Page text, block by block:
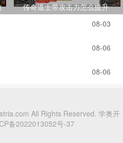
传奇道士带攻击力怎么提升
08-03
08-06
08-06
All Rights Reserved. 学奥开
备2022013052号-37